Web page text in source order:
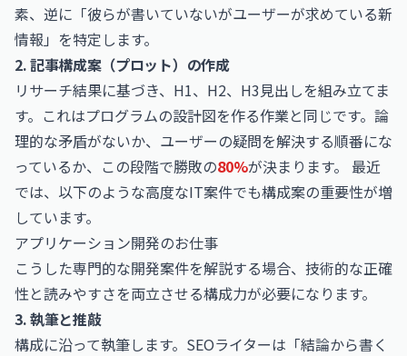
素、逆に「彼らが書いていないがユーザーが求めている新
情報」を特定します。
2. 記事構成案（プロット）の作成
リサーチ結果に基づき、H1、H2、H3見出しを組み立てま
す。これはプログラムの設計図を作る作業と同じです。論
理的な矛盾がないか、ユーザーの疑問を解決する順番にな
っているか、この段階で勝敗の80%が決まります。 最近
では、以下のような高度なIT案件でも構成案の重要性が増
しています。
アプリケーション開発のお仕事
こうした専門的な開発案件を解説する場合、技術的な正確
性と読みやすさを両立させる構成力が必要になります。
3. 執筆と推敲
構成に沿って執筆します。SEOライターは「結論から書く